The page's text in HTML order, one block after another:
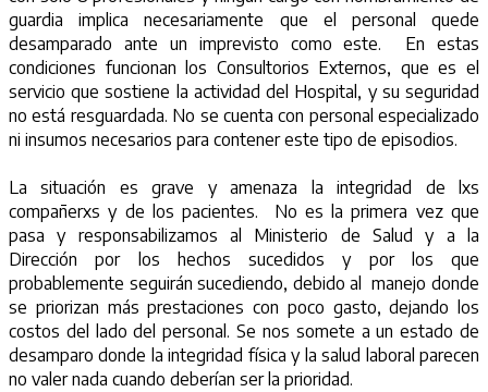
guardia implica necesariamente que el personal quede
desamparado ante un imprevisto como este. En estas
condiciones funcionan los Consultorios Externos, que es el
servicio que sostiene la actividad del Hospital, y su seguridad
no está resguardada. No se cuenta con personal especializado
ni insumos necesarios para contener este tipo de episodios.
La situación es grave y amenaza la integridad de lxs
compañerxs y de los pacientes. No es la primera vez que
pasa y responsabilizamos al Ministerio de Salud y a la
Dirección por los hechos sucedidos y por los que
probablemente seguirán sucediendo, debido al manejo donde
se priorizan más prestaciones con poco gasto, dejando los
costos del lado del personal. Se nos somete a un estado de
desamparo donde la integridad física y la salud laboral parecen
no valer nada cuando deberían ser la prioridad.